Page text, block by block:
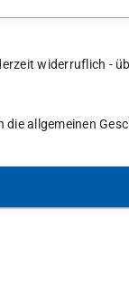
widerruflich -
die allgemeinen